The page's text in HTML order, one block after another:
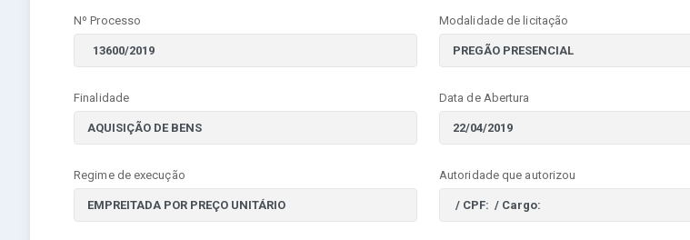
Nº Processo Modalidade de licitação
Finalidade Data de Abertura
Regime de execução Autoridade que autorizou